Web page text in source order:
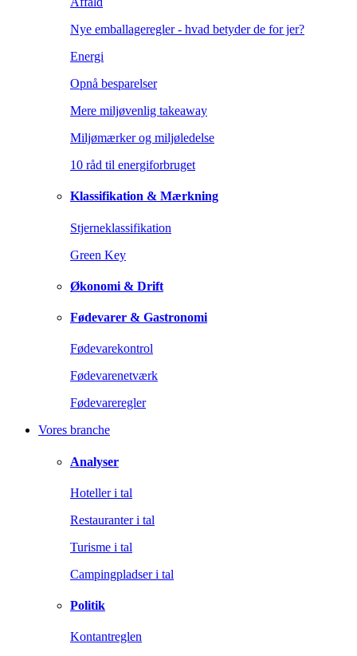
Nye emballageregler - hvad betyder de for jer?
Energi
Opnå besparelser
Mere miljøvenlig takeaway
Miljømærker og miljøledelse
10 råd til energiforbruget
Klassifikation & Mærkning
Stjerneklassifikation
Green Key
Økonomi & Drift
Fødevarer & Gastronomi
Fødevarekontrol
Fødevarenetværk
Fødevareregler
Vores branche
Analyser
Hoteller i tal
Restauranter i tal
Turisme i tal
Campingpladser i tal
Politik
Kontantreglen